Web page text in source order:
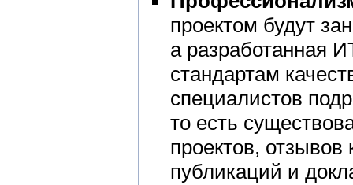
проектом будут
а разработанная
стандартам
специалистов
то есть
проектов,
публикаций и